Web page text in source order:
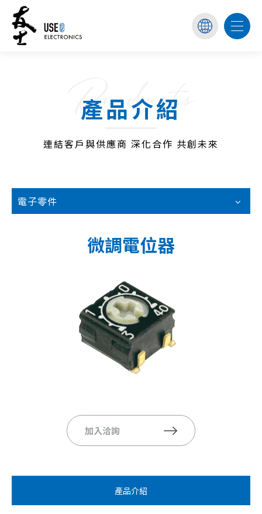
Products
產品介紹
連結客戶與供應商 深化合作 共創未來
電子零件
微調電位器
加入洽詢
產品介紹